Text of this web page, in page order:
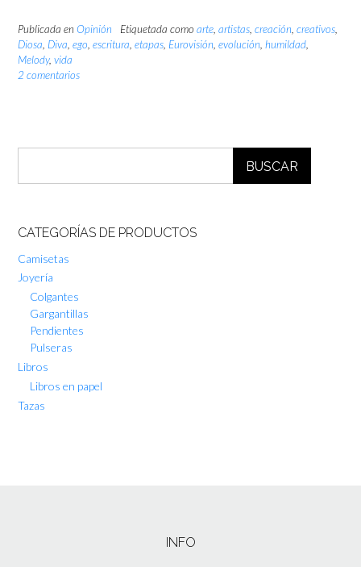
Publicada en Opinión Etiquetada como arte, artistas, creación, creativos,
Diosa, Diva, ego, escritura, etapas, Eurovisión, evolución, humildad,
Melody, vida
2 comentarios
BUSCAR
CATEGORÍAS DE PRODUCTOS
Camisetas
Joyería
Colgantes
Gargantillas
Pendientes
Pulseras
Libros
Libros en papel
Tazas
INFO